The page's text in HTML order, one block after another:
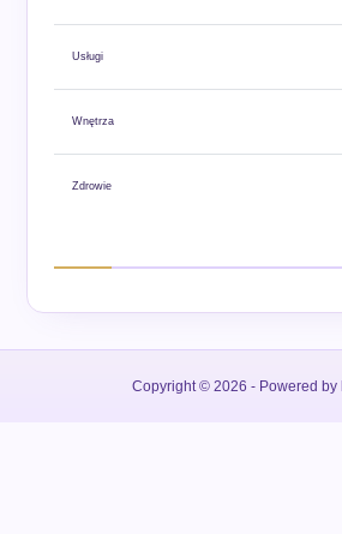
Usługi
Wnętrza
Zdrowie
Copyright © 2026 - Powered by